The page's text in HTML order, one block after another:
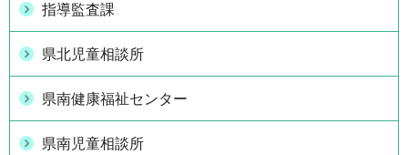
指導監査課
県北児童相談所
県南健康福祉センター
県南児童相談所